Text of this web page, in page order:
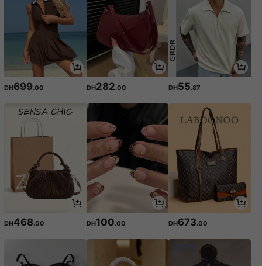
DH699.00 DH282.00 DH55.87
DH468.00 DH100.00 DH673.00